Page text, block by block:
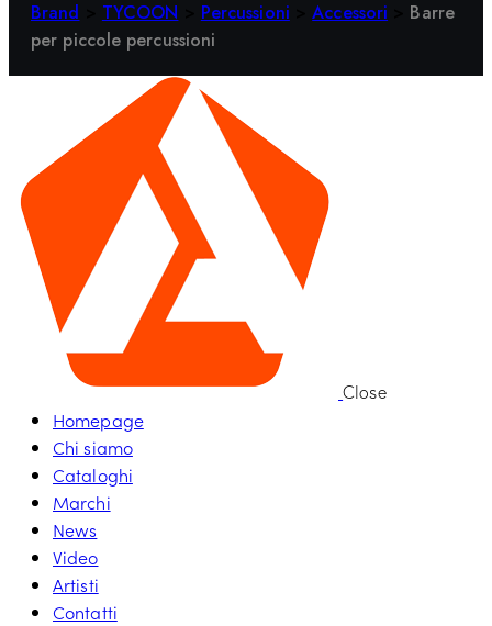
Brand TYCOON Percussioni Accessori
Barre
per piccole percussioni
Close
Homepage
Chi siamo
Cataloghi
Marchi
News
Video
Artisti
Contatti